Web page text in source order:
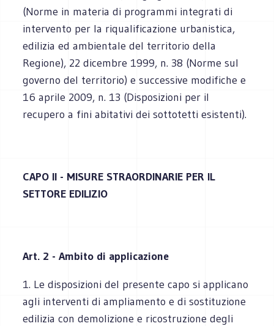
(Norme in materia di programmi integrati di
intervento per la riqualificazione urbanistica,
edilizia ed ambientale del territorio della
Regione), 22 dicembre 1999, n. 38 (Norme sul
governo del territorio) e successive modifiche e
16 aprile 2009, n. 13 (Disposizioni per il
recupero a fini abitativi dei sottotetti esistenti).
CAPO II - MISURE STRAORDINARIE PER IL
SETTORE EDILIZIO
Art. 2 - Ambito di applicazione
1. Le disposizioni del presente capo si applicano
agli interventi di ampliamento e di sostituzione
edilizia con demolizione e ricostruzione degli